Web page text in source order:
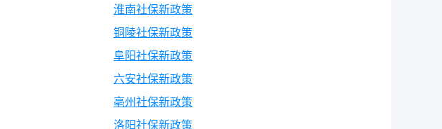
淮南社保新政策
铜陵社保新政策
阜阳社保新政策
六安社保新政策
亳州社保新政策
洛阳社保新政策